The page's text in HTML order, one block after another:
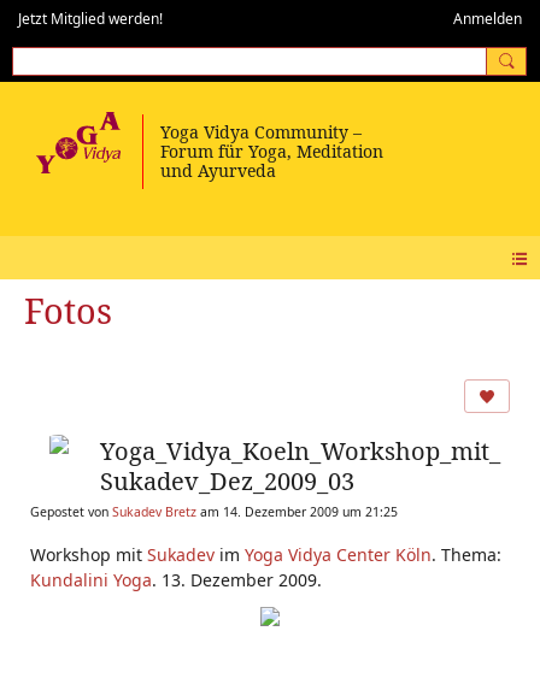
Jetzt Mitglied werden! Anmelden
Fotos
Yoga_Vidya_Koeln_Workshop_mit_
Sukadev_Dez_2009_03
Gepostet von Sukadev Bretz am 14. Dezember 2009 um 21:25
Workshop mit Sukadev im Yoga Vidya Center Köln. Thema:
Kundalini Yoga. 13. Dezember 2009.